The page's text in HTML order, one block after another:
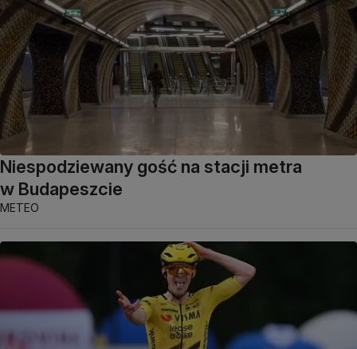
Niespodziewany gość na stacji metra
w Budapeszcie
METEO